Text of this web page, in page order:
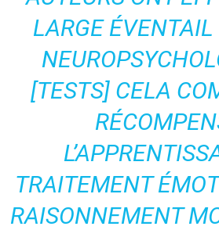
LARGE ÉVENTAIL
[TESTS] CELA
TRAITEMENT
RAISONNEMENT